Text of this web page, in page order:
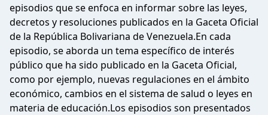
episodios que se enfoca en informar sobre las leyes,
decretos y resoluciones publicados en la Gaceta Oficial
de la República Bolivariana de Venezuela.En cada
episodio, se aborda un tema específico de interés
público que ha sido publicado en la Gaceta Oficial,
como por ejemplo, nuevas regulaciones en el ámbito
económico, cambios en el sistema de salud o leyes en
materia de educación.Los episodios son presentados